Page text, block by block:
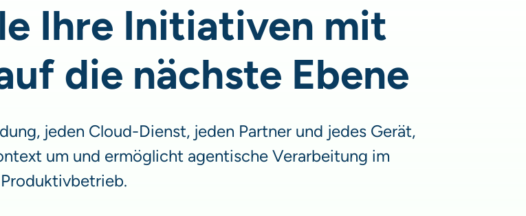
Ihre Initiativen mit
die nächste Ebene
jeden Cloud-Dienst, jeden Partner und jedes Gerät,
um und ermöglicht agentische Verarbeitung im
Produktivbetrieb.